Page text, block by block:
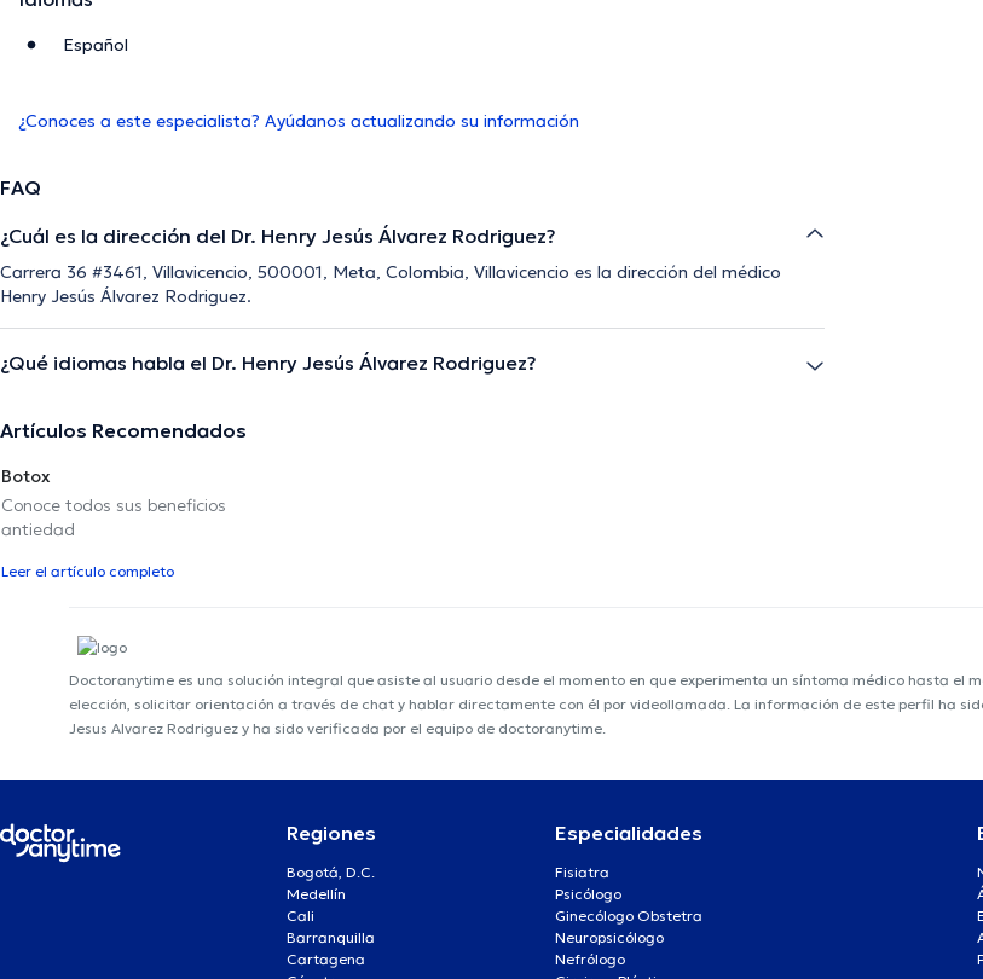
Español
¿Conoces a este especialista? Ayúdanos actualizando su información
FAQ
¿Cuál es la dirección del Dr. Henry Jesús Álvarez Rodriguez?
Carrera 36 #3461, Villavicencio, 500001, Meta, Colombia, Villavicencio es la dirección del médico
Henry Jesús Álvarez Rodriguez.
¿Qué idiomas habla el Dr. Henry Jesús Álvarez Rodriguez?
Artículos Recomendados
Botox
Conoce todos sus beneficios
antiedad
Leer el artículo completo
Doctoranytime es una solución integral que asiste al usuario desde el momento en que experimenta un síntoma médico hasta el
elección, solicitar orientación a través de chat y hablar directamente con él por videollamada. La información de este perfil ha
Jesus Alvarez Rodriguez y ha sido verificada por el equipo de doctoranytime.
Regiones
Bogotá, D.C.
Medellín
Cali
Barranquilla
Cartagena
Especialidades
Fisiatra
Psicólogo
Ginecólogo Obstetra
Neuropsicólogo
Nefrólogo